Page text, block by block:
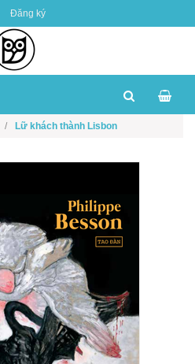
Đăng ký
Lữ khách thành Lisbon